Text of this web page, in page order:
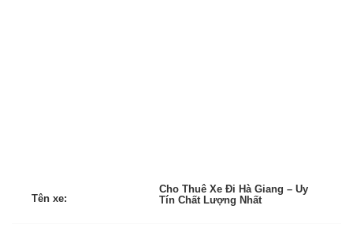
Tên xe:
Cho Thuê Xe Đi Hà Giang – Uy
Tín Chất Lượng Nhất